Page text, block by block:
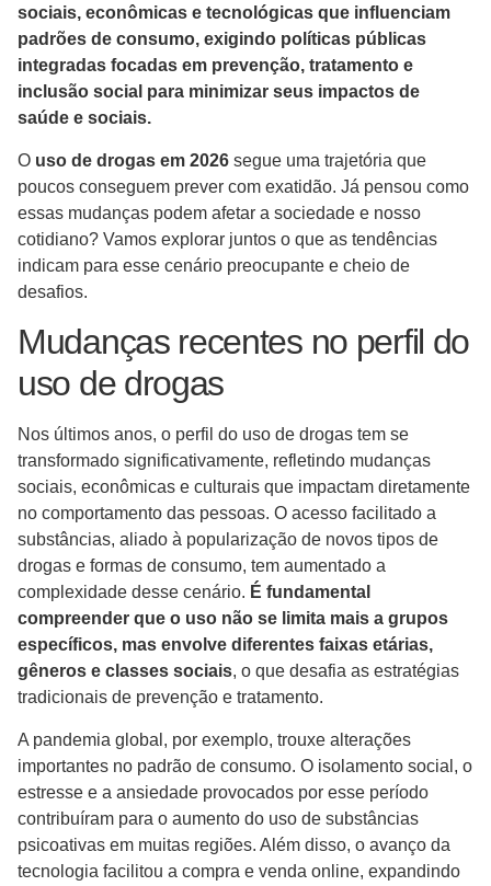
sociais, econômicas e tecnológicas que influenciam
padrões de consumo, exigindo políticas públicas
integradas focadas em prevenção, tratamento e
inclusão social para minimizar seus impactos de
saúde e sociais.
O uso de drogas em 2026 segue uma trajetória que
poucos conseguem prever com exatidão. Já pensou como
essas mudanças podem afetar a sociedade e nosso
cotidiano? Vamos explorar juntos o que as tendências
indicam para esse cenário preocupante e cheio de
desafios.
Mudanças recentes no perfil do
uso de drogas
Nos últimos anos, o perfil do uso de drogas tem se
transformado significativamente, refletindo mudanças
sociais, econômicas e culturais que impactam diretamente
no comportamento das pessoas. O acesso facilitado a
substâncias, aliado à popularização de novos tipos de
drogas e formas de consumo, tem aumentado a
complexidade desse cenário. É fundamental
compreender que o uso não se limita mais a grupos
específicos, mas envolve diferentes faixas etárias,
gêneros e classes sociais, o que desafia as estratégias
tradicionais de prevenção e tratamento.
A pandemia global, por exemplo, trouxe alterações
importantes no padrão de consumo. O isolamento social, o
estresse e a ansiedade provocados por esse período
contribuíram para o aumento do uso de substâncias
psicoativas em muitas regiões. Além disso, o avanço da
tecnologia facilitou a compra e venda online, expandindo